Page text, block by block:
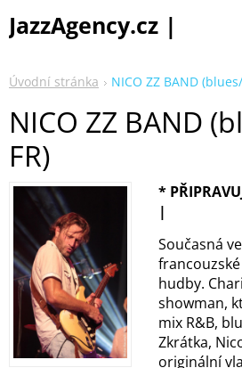
JazzAgency.cz |
Úvodní stránka NICO ZZ BAND
NICO ZZ BAND
FR)
*
|
Současná
hudby.
showman,
mix R&B,
Zkrátka,
originální